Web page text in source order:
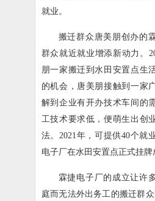
就业。
搬迁群众唐美朋创办的
群众就近就业增添新动力。
朋一家搬迁到水田安置点生
的机会，唐美朋接触到一家
解到企业有开办技术车间的
工技术要求低，便萌生出创
法。2021年，可提供40个就
电子厂在水田安置点正式挂牌
霖捷电子厂的成立让许
庭而无法外出务工的搬迁群